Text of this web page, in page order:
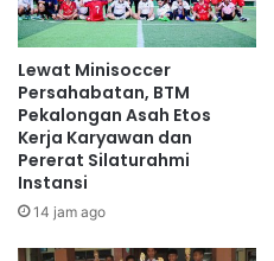
Lewat Minisoccer
Persahabatan, BTM
Pekalongan Asah Etos
Kerja Karyawan dan
Pererat Silaturahmi
Instansi
14 jam ago